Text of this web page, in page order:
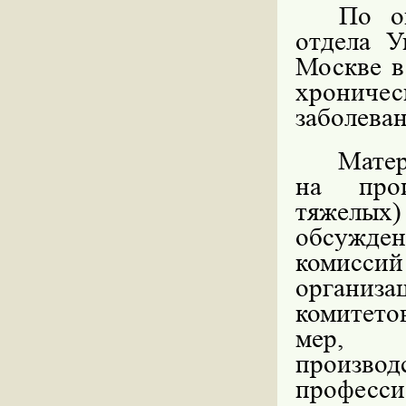
По
отдела
Москве
М
на
комиссий
мер,